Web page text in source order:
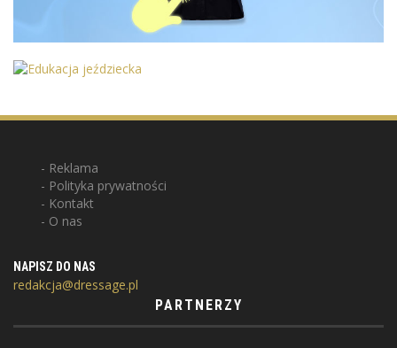
Reklama
Polityka prywatności
Kontakt
O nas
NAPISZ DO NAS
redakcja@dressage.pl
PARTNERZY